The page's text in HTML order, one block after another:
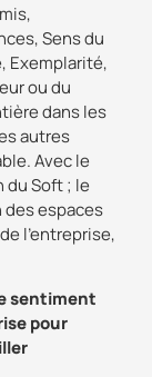
Sens du
Exemplarité,
ou du
dans les
autres
Avec le
Soft ; le
des espaces
l’entreprise,
sentiment
pour